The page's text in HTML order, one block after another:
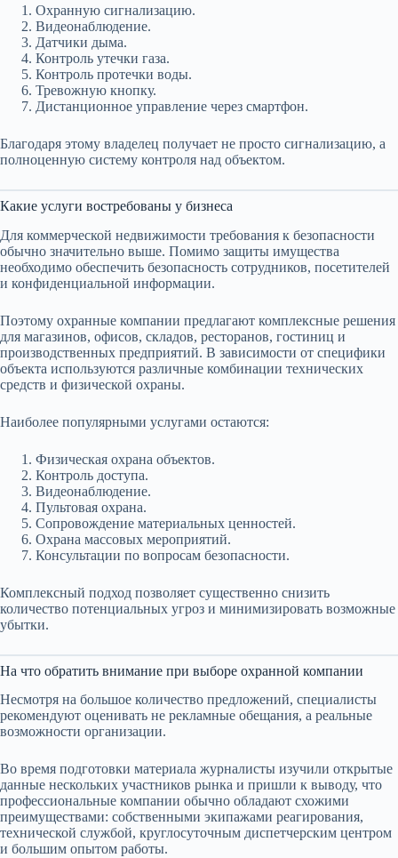
Охранную сигнализацию.
Видеонаблюдение.
Датчики дыма.
Контроль утечки газа.
Контроль протечки воды.
Тревожную кнопку.
Дистанционное управление через смартфон.
Благодаря этому владелец получает не просто сигнализацию, а
полноценную систему контроля над объектом.
Какие услуги востребованы у бизнеса
Для коммерческой недвижимости требования к безопасности
обычно значительно выше. Помимо защиты имущества
необходимо обеспечить безопасность сотрудников, посетителей
и конфиденциальной информации.
Поэтому охранные компании предлагают комплексные решения
для магазинов, офисов, складов, ресторанов, гостиниц и
производственных предприятий. В зависимости от специфики
объекта используются различные комбинации технических
средств и физической охраны.
Наиболее популярными услугами остаются:
Физическая охрана объектов.
Контроль доступа.
Видеонаблюдение.
Пультовая охрана.
Сопровождение материальных ценностей.
Охрана массовых мероприятий.
Консультации по вопросам безопасности.
Комплексный подход позволяет существенно снизить
количество потенциальных угроз и минимизировать возможные
убытки.
На что обратить внимание при выборе охранной компании
Несмотря на большое количество предложений, специалисты
рекомендуют оценивать не рекламные обещания, а реальные
возможности организации.
Во время подготовки материала журналисты изучили открытые
данные нескольких участников рынка и пришли к выводу, что
профессиональные компании обычно обладают схожими
преимуществами: собственными экипажами реагирования,
технической службой, круглосуточным диспетчерским центром
и большим опытом работы.